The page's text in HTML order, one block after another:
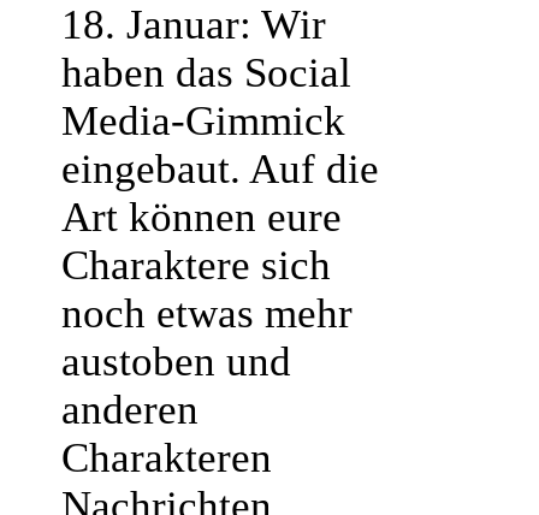
18. Januar: Wir
haben das Social
Media-Gimmick
eingebaut. Auf die
Art können eure
Charaktere sich
noch etwas mehr
austoben und
anderen
Charakteren